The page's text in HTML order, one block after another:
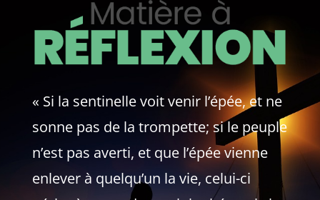
« Si la sentinelle voit venir l’épée, et ne
sonne pas de la trompette; si le peuple
n’est pas averti, et que l’épée vienne
enlever à quelqu’un la vie, celui-ci